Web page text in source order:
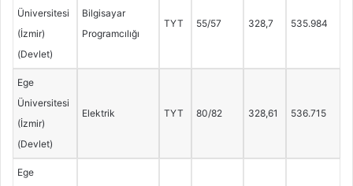
Üniversitesi
(İzmir)
(Devlet)
Bilgisayar
Programcılığı
TYT 55/57 328,7 535.984
Ege
Üniversitesi
(İzmir)
(Devlet)
Elektrik TYT 80/82 328,61 536.715
Ege